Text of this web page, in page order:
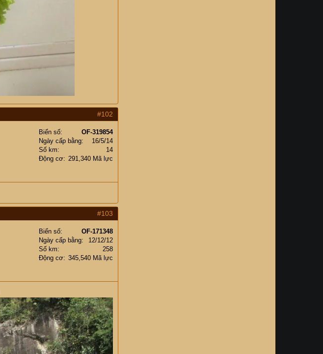
#102
Biển số
OF-319854
Ngày cấp bằng
16/5/14
Số km
14
Động cơ
291,340 Mã lực
#103
Biển số
OF-171348
Ngày cấp bằng
12/12/12
Số km
258
Động cơ
345,540 Mã lực